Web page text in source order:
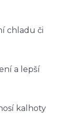
chladu či
a lepší
kalhoty